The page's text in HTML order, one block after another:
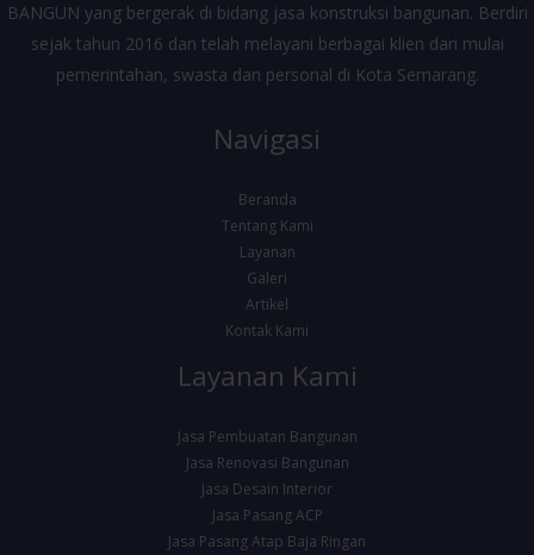
BANGUN yang bergerak di bidang jasa konstruksi bangunan. Berdiri
sejak tahun 2016 dan telah melayani berbagai klien dari mulai
pemerintahan, swasta dan personal di Kota Semarang.
Navigasi
Beranda
Tentang Kami
Layanan
Galeri
Artikel
Kontak Kami
Layanan Kami
Jasa Pembuatan Bangunan
Jasa Renovasi Bangunan
Jasa Desain Interior
Jasa Pasang ACP
Jasa Pasang Atap Baja Ringan